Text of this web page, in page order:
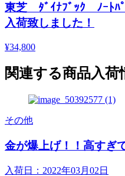
東芝 ﾀﾞｲﾅﾌﾞｯｸ ﾉｰﾄﾊ
入荷致しました！
¥34,800
関連する商品入荷
その他
金が爆上げ！！高すぎ
入荷日：2022年03月02日